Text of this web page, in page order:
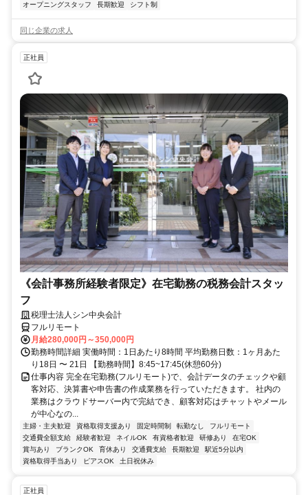
オープニングスタッフ
長期歓迎 シフト制
同じ企業の求人
正社員
《会計事務所経験者限定》在宅勤務の税務会計スタッ
フ
税理士法人シン中央会計
フルリモート
月給280,000円～350,000円
勤務時間詳細 実働時間：1日あたり8時間 平均勤務日数：1ヶ月あた
り18日 〜 21日 【勤務時間】8:45~17:45(休憩60分)
仕事内容 完全在宅勤務(フルリモート)で、会計データのチェックや顧
客対応、決算書や申告書の作成業務を行っていただきます。 社内の
業務はクラウドサーバー内で完結でき、顧客対応はチャットやメール
が中心なの...
主婦・主夫歓迎 資格取得支援あり 固定時間制 転勤なし
フルリモート
交通費全額支給
経験者歓迎 ネイルOK 有資格者歓迎 研修あり
在宅OK
賞与あり
ブランクOK 育休あり 交通費支給 長期歓迎
駅近5分以内
資格取得手当あり
ピアスOK 土日祝休み
正社員